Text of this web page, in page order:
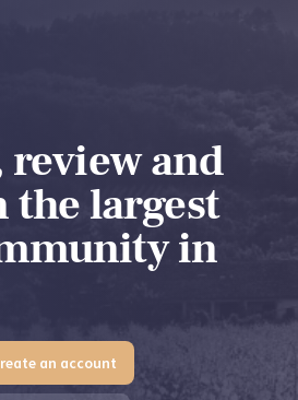
review and
the largest
in
an account